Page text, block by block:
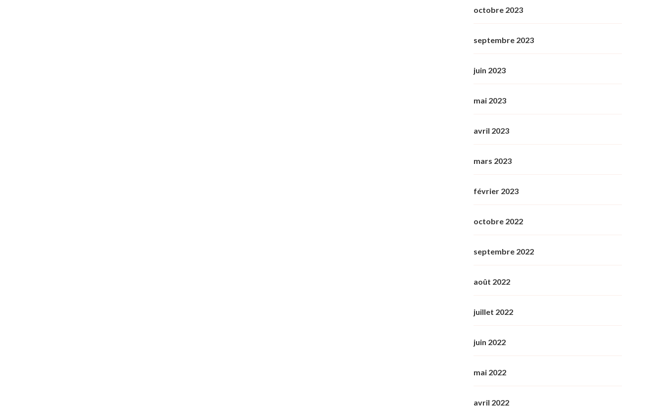
octobre 2023
septembre 2023
juin 2023
mai 2023
avril 2023
mars 2023
février 2023
octobre 2022
septembre 2022
août 2022
juillet 2022
juin 2022
mai 2022
avril 2022